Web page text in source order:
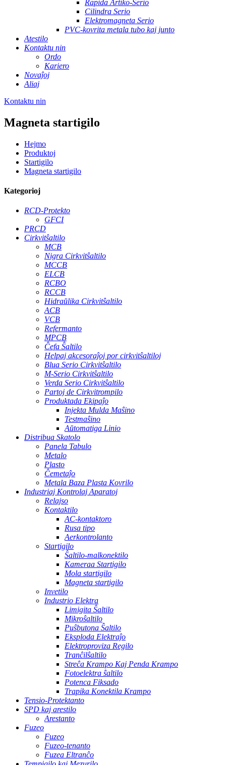
Rapida Artiko-Serio
Cilindra Serio
Elektromagneta Serio
PVC-kovrita metala tubo kaj junto
Atestilo
Kontaktu nin
Ordo
Kariero
Novaĵoj
Aliaj
Kontaktu nin
Magneta startigilo
Hejmo
Produktoj
Startigilo
Magneta startigilo
Kategorioj
RCD-Protekto
GFCI
PRCD
Cirkvitŝaltilo
MCB
Nigra Cirkvitŝaltilo
MCCB
ELCB
RCBO
RCCB
Hidraŭlika Cirkvitŝaltilo
ACB
VCB
Refermanto
MPCB
Ĉefa Ŝaltilo
Helpaj akcesoraĵoj por cirkvitŝaltiloj
Blua Serio Cirkvitŝaltilo
M-Serio Cirkvitŝaltilo
Verda Serio Cirkvitŝaltilo
Partoj de Cirkvitrompilo
Produktada Ekipaĵo
Injekta Mulda Maŝino
Testmaŝino
Aŭtomatiga Linio
Distribua Skatolo
Panela Tabulo
Metalo
Plasto
Ĉemetaĵo
Metala Baza Plasta Kovrilo
Industriaj Kontrolaj Aparatoj
Relajso
Kontaktilo
AC-kontaktoro
Rusa tipo
Aerkontrolanto
Startigilo
Ŝaltilo-malkonektilo
Kameraa Startigilo
Mola startigilo
Magneta startigilo
Invetilo
Industrio Elektra
Limigita Ŝaltilo
Mikroŝaltilo
Puŝbutona Ŝaltilo
Eksploda Elektraĵo
Elektroproviza Regilo
Tranĉilŝaltilo
Streĉa Krampo Kaj Penda Krampo
Fotoelektra ŝaltilo
Potenca Fiksado
Trapika Konektila Krampo
Tensio-Protektanto
SPD kaj arestilo
Arestanto
Fuzeo
Fuzeo
Fuzeo-tenanto
Fuzea Eltranĉo